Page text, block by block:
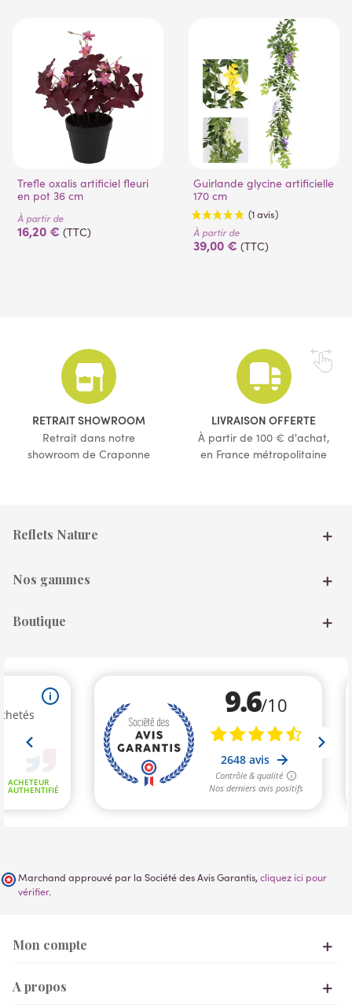
(53 avis)
Trefle oxalis artificiel fleuri
en pot 36 cm
À partir de
16,20 € (TTC)
Guirlande glycine artificielle
170 cm
(1 avis)
À partir de
39,00 € (TTC)
RETRAIT SHOWROOM
Retrait dans notre
showroom de Craponne
LIVRAISON OFFERTE
À partir de 100 € d'achat,
en France métropolitaine
Reflets Nature
Nos gammes
Boutique
Marchand approuvé par la Société des Avis Garantis, cliquez ici pour
vérifier.
Mon compte
A propos